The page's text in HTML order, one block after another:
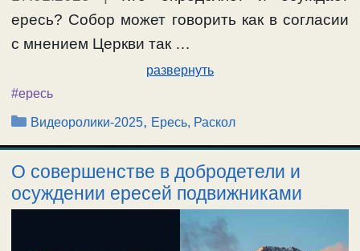
ересь? Собор может говорить как в согласии
с мнением Церкви так …
развернуть
#ересь
Рубрики
Видеоролики-2025, Ересь, Раскол
О совершенстве в добродетели и
осуждении ересей подвижниками